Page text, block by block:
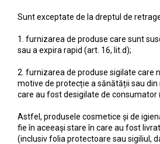
Nuanțatoare și corectoare
Slăbire Effislim
Produse solare
Păr și scalp
Îngrijire picioare
Sunt exceptate de la dreptul de
1. furnizarea de produse care sunt
sau a expira rapid (art. 16, lit.d);
2. furnizarea de produse sigilate care
motive de protecție a sănătății sau din
care au fost desigilate de consumator
Astfel, produsele cosmetice și de
fie în aceeași stare în care au fost
(inclusiv folia protectoare sau sigiliul,